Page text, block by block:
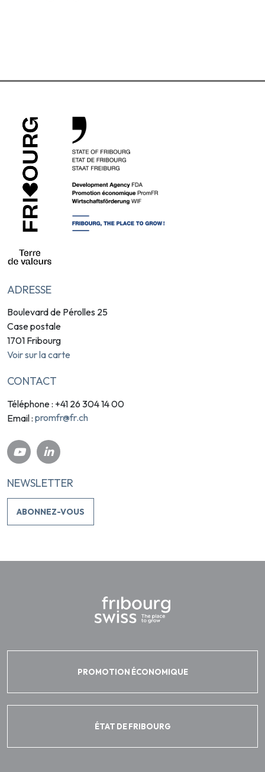
ADRESSE
Boulevard de Pérolles 25
Case postale
1701 Fribourg
Voir sur la carte
CONTACT
Téléphone : +41 26 304 14 00
Email : promfr@fr.ch
NEWSLETTER
ABONNEZ-VOUS
PROMOTION ÉCONOMIQUE
ÉTAT DE FRIBOURG